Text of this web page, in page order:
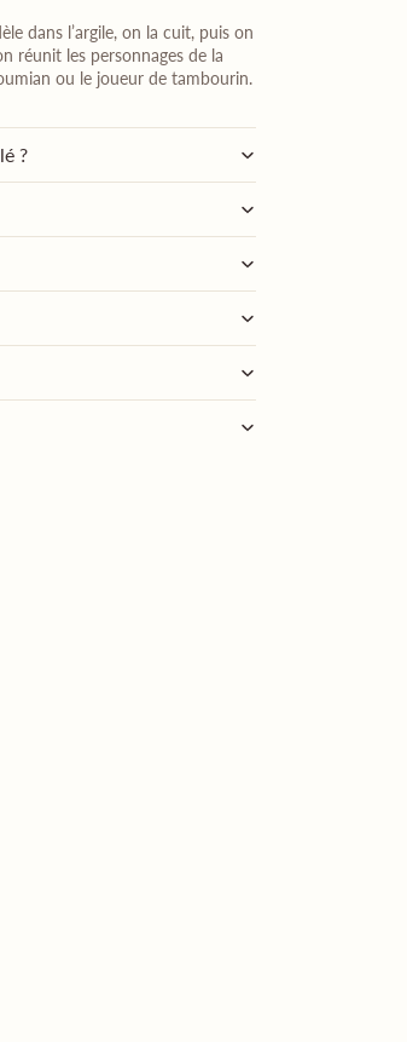
dans l’argile, on la cuit, puis on
réunit les personnages de la
ou le joueur de tambourin.
?